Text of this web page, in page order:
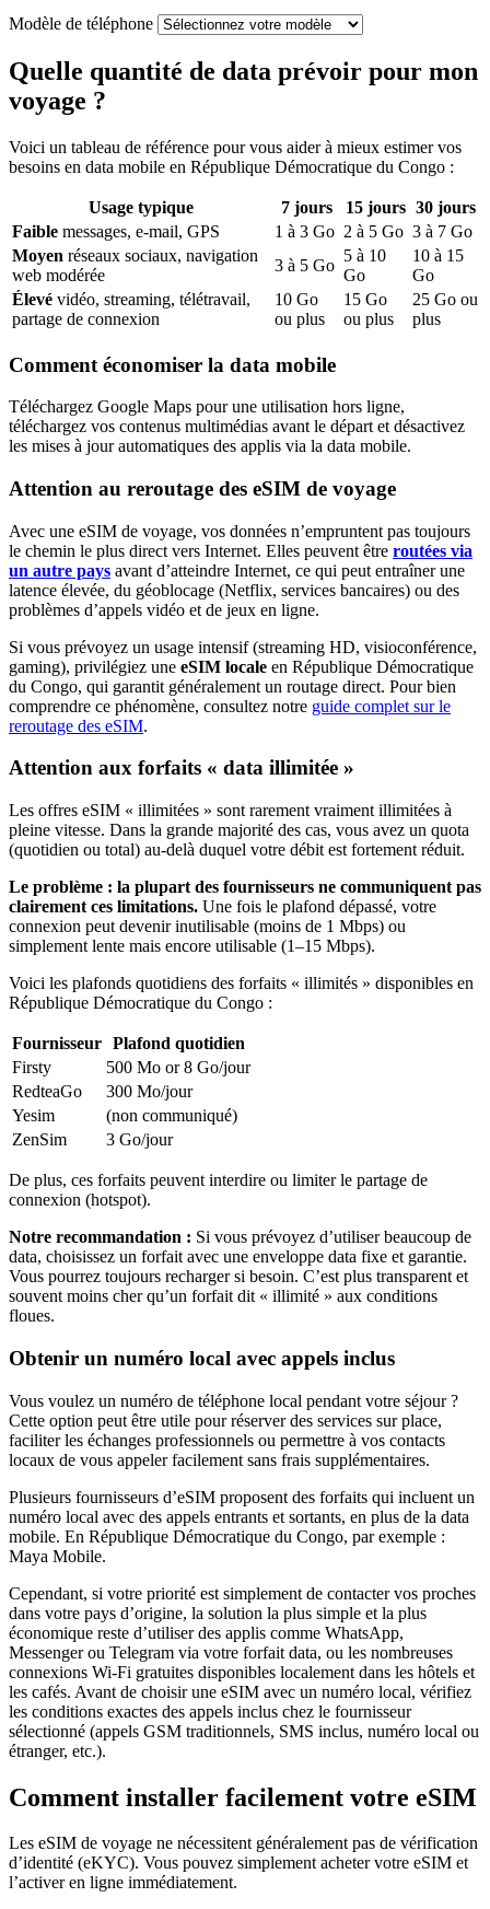
Modèle de téléphone
Quelle quantité de data prévoir pour mon
voyage ?
Voici un tableau de référence pour vous aider à mieux estimer vos
besoins en data mobile en République Démocratique du Congo :
Usage typique 7 jours 15 jours 30jours
Faible messages, e-mail, GPS 1 à 3 Go 2 à 5 Go 3 à 7 Go
Moyen réseaux sociaux, navigation
web modérée
3 à 5 Go
5 à 10
Go
10 à 15
Go
Élevé vidéo, streaming, télétravail,
partage de connexion
10 Go
ou plus
15 Go
ou plus
25 Go ou
plus
Comment économiser la data mobile
Téléchargez Google Maps pour une utilisation hors ligne,
téléchargez vos contenus multimédias avant le départ et désactivez
les mises à jour automatiques des applis via la data mobile.
Attention au reroutage des eSIM de voyage
Avec une eSIM de voyage, vos données n’empruntent pas toujours
le chemin le plus direct vers Internet. Elles peuvent être routées via
un autre pays avant d’atteindre Internet, ce qui peut entraîner une
latence élevée, du géoblocage (Netflix, services bancaires) ou des
problèmes d’appels vidéo et de jeux en ligne.
Si vous prévoyez un usage intensif (streaming HD, visioconférence,
gaming), privilégiez une eSIM locale en République Démocratique
du Congo, qui garantit généralement un routage direct. Pour bien
comprendre ce phénomène, consultez notre guide complet sur le
reroutage des eSIM.
Attention aux forfaits « data illimitée »
Les offres eSIM « illimitées » sont rarement vraiment illimitées à
pleine vitesse. Dans la grande majorité des cas, vous avez un quota
(quotidien ou total) au-delà duquel votre débit est fortement réduit.
Le problème : la plupart des fournisseurs ne communiquent pas
clairement ces limitations. Une fois le plafond dépassé, votre
connexion peut devenir inutilisable (moins de 1 Mbps) ou
simplement lente mais encore utilisable (1–15 Mbps).
Voici les plafonds quotidiens des forfaits « illimités » disponibles en
République Démocratique du Congo :
Fournisseur Plafond quotidien
Firsty
500 Mo or 8 Go/jour
RedteaGo
300 Mo/jour
Yesim
(non communiqué)
ZenSim
3 Go/jour
De plus, ces forfaits peuvent interdire ou limiter le partage de
connexion (hotspot).
Notre recommandation : Si vous prévoyez d’utiliser beaucoup de
data, choisissez un forfait avec une enveloppe data fixe et garantie.
Vous pourrez toujours recharger si besoin. C’est plus transparent et
souvent moins cher qu’un forfait dit « illimité » aux conditions
floues.
Obtenir un numéro local avec appels inclus
Vous voulez un numéro de téléphone local pendant votre séjour ?
Cette option peut être utile pour réserver des services sur place,
faciliter les échanges professionnels ou permettre à vos contacts
locaux de vous appeler facilement sans frais supplémentaires.
Plusieurs fournisseurs d’eSIM proposent des forfaits qui incluent un
numéro local avec des appels entrants et sortants, en plus de la data
mobile. En République Démocratique du Congo, par exemple :
Maya Mobile.
Cependant, si votre priorité est simplement de contacter vos proches
dans votre pays d’origine, la solution la plus simple et la plus
économique reste d’utiliser des applis comme WhatsApp,
Messenger ou Telegram via votre forfait data, ou les nombreuses
connexions Wi‑Fi gratuites disponibles localement dans les hôtels et
les cafés. Avant de choisir une eSIM avec un numéro local, vérifiez
les conditions exactes des appels inclus chez le fournisseur
sélectionné (appels GSM traditionnels, SMS inclus, numéro local ou
étranger, etc.).
Comment installer facilement votre eSIM
Les eSIM de voyage ne nécessitent généralement pas de vérification
d’identité (eKYC). Vous pouvez simplement acheter votre eSIM et
l’activer en ligne immédiatement.